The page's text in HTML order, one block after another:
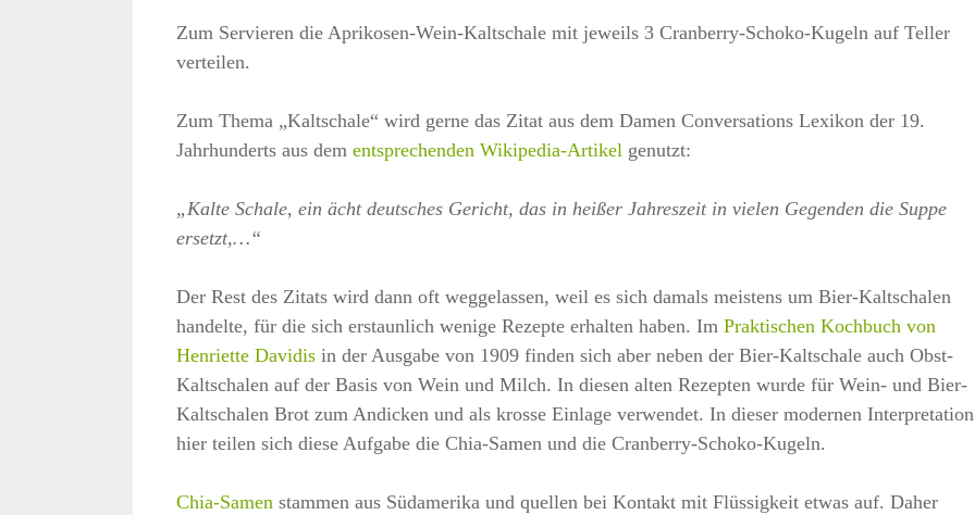
Zum Servieren die Aprikosen-Wein-Kaltschale mit jeweils 3 Cranberry-Schoko-Kugeln auf Teller
verteilen.
Zum Thema „Kaltschale“ wird gerne das Zitat aus dem Damen Conversations Lexikon der 19.
Jahrhunderts aus dem entsprechenden Wikipedia-Artikel genutzt:
„Kalte Schale, ein ächt deutsches Gericht, das in heißer Jahreszeit in vielen Gegenden die Suppe
ersetzt,…“
Der Rest des Zitats wird dann oft weggelassen, weil es sich damals meistens um Bier-Kaltschalen
handelte, für die sich erstaunlich wenige Rezepte erhalten haben. Im Praktischen Kochbuch von
Henriette Davidis in der Ausgabe von 1909 finden sich aber neben der Bier-Kaltschale auch Obst-
Kaltschalen auf der Basis von Wein und Milch. In diesen alten Rezepten wurde für Wein- und Bier-
Kaltschalen Brot zum Andicken und als krosse Einlage verwendet. In dieser modernen Interpretation
hier teilen sich diese Aufgabe die Chia-Samen und die Cranberry-Schoko-Kugeln.
Chia-Samen stammen aus Südamerika und quellen bei Kontakt mit Flüssigkeit etwas auf. Daher